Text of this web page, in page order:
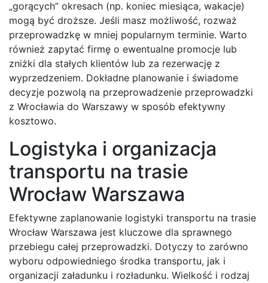
„gorących” okresach (np. koniec miesiąca, wakacje)
mogą być droższe. Jeśli masz możliwość, rozważ
przeprowadzkę w mniej popularnym terminie. Warto
również zapytać firmę o ewentualne promocje lub
zniżki dla stałych klientów lub za rezerwację z
wyprzedzeniem. Dokładne planowanie i świadome
decyzje pozwolą na przeprowadzenie przeprowadzki
z Wrocławia do Warszawy w sposób efektywny
kosztowo.
Logistyka i organizacja
transportu na trasie
Wrocław Warszawa
Efektywne zaplanowanie logistyki transportu na trasie
Wrocław Warszawa jest kluczowe dla sprawnego
przebiegu całej przeprowadzki. Dotyczy to zarówno
wyboru odpowiedniego środka transportu, jak i
organizacji załadunku i rozładunku. Wielkość i rodzaj